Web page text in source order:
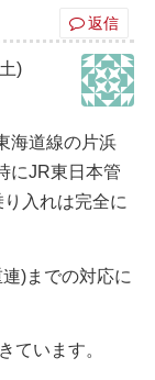
返信
)
海道線の片浜
にJR東日本管
入れは完全に
)までの対応に
ています。